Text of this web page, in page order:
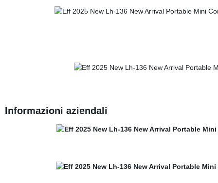
Informazioni aziendali